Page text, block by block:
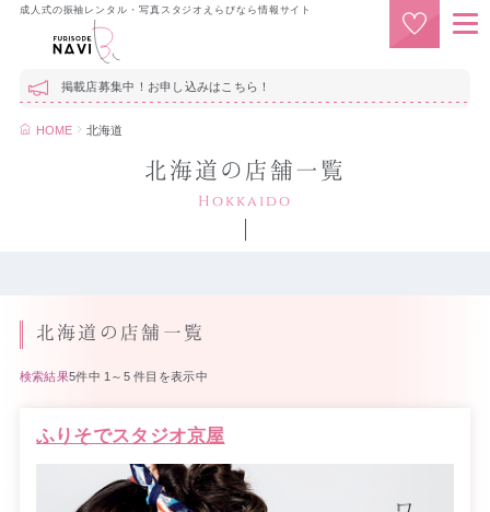
成人式の振袖レンタル・写真スタジオえらびなら情報サイト
掲載店募集中！お申し込みはこちら！
HOME 北海道
北海道の店舗一覧
Hokkaido
北海道の店舗一覧
検索結果5件中 1～5 件目を表示中
ふりそでスタジオ京屋